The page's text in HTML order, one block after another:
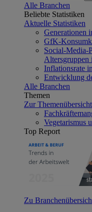
Alle Branchen
Beliebte Statistiken
Aktuelle Statistiken
Generationen
GfK-
Social-Media-
Altersgruppen
Inflationsrate
Entwicklung
Alle Branchen
Themen
Zur Themenübersicht
Vegetarismus
Top Report
Zu